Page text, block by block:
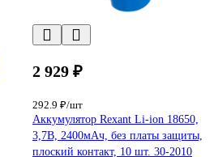
2 929 ₽
292.9 ₽/шт
Аккумулятор Rexant Li-ion 18650,
3,7В, 2400мАч, без платы защиты,
плоский контакт, 10 шт. 30-2010